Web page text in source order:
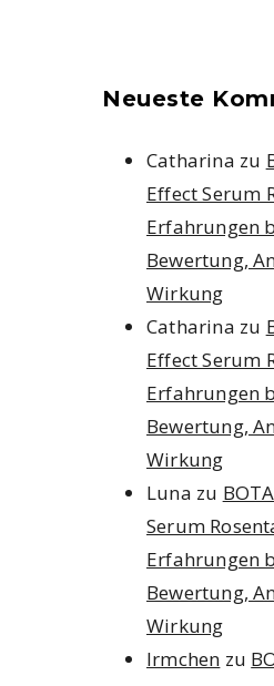
Neueste
Catharina zu
Effect Serum
Erfahrungen
Bewertung,
Wirkung
Catharina zu
Effect Serum
Erfahrungen
Bewertung,
Wirkung
Luna zu
Serum
Erfahrungen
Bewertung,
Wirkung
Irmchen zu